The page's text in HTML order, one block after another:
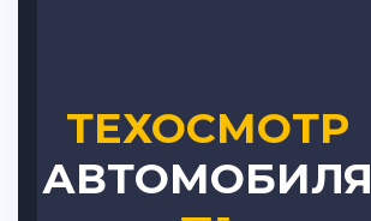
ТЕХОСМОТР
АВТОМОБИЛЯ